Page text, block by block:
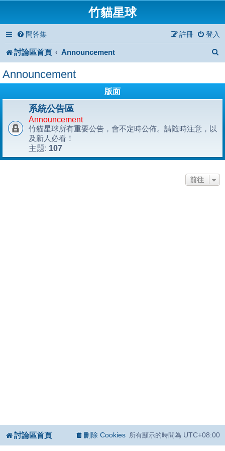
竹貓星球
問答集 登入
註冊
討論區首頁 Announcement
Announcement
版面
系統公告區
Announcement
竹貓星球所有重要公告，會不定時公佈。請隨時注意，以
及新人必看！
主題: 107
前往
討論區首頁 所有顯示的時間為 UTC+08:00
刪除 Cookies